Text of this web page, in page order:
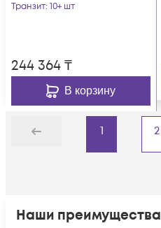
Транзит: 10+ шт
244 364₸
В корзину
Назад
1 2
Наши преимущества